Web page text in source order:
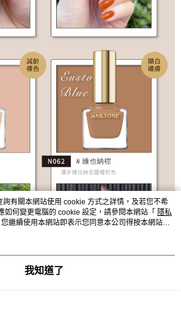
有關本網站使用 cookie 方式之詳情，及若您不希
如何變更電腦的 cookie 設定，請參閱本網站「 隱私
繼續使用本網站即表示您同意本公司得按本網站使
。
我知道了